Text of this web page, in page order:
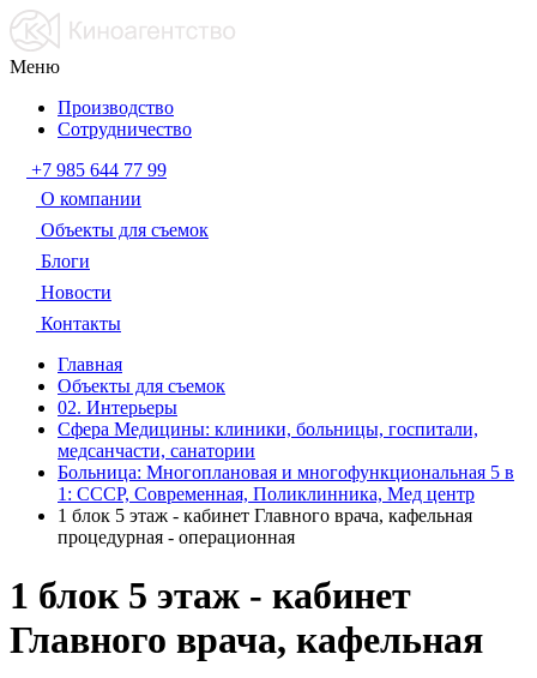
Меню
Производство
Сотрудничество
+7 985 644 77 99
О компании
Объекты для съемок
Блоги
Новости
Контакты
Главная
Объекты для съемок
02. Интерьеры
Сфера Медицины: клиники, больницы, госпитали,
медсанчасти, санатории
Больница: Многоплановая и многофункциональная 5 в
1: СССР, Современная, Поликлинника, Мед центр
1 блок 5 этаж - кабинет Главного врача, кафельная
процедурная - операционная
1 блок 5 этаж - кабинет
Главного врача, кафельная